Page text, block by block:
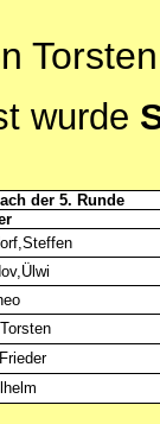
Torsten
wurde
der 5. Runde